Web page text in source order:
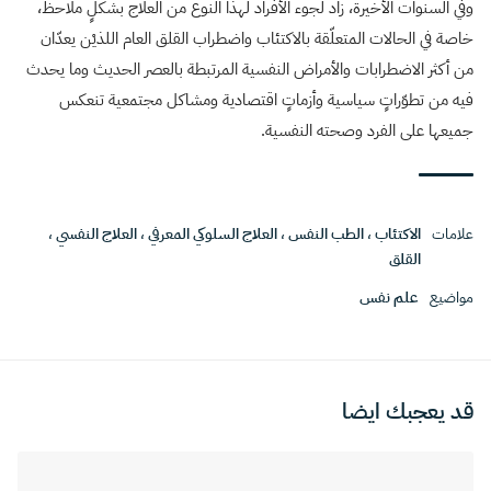
وفي السنوات الأخيرة، زاد لجوء الأفراد لهذا النوع من العلاج بشكلٍ ملاحظ،
خاصة في الحالات المتعلّقة بالاكتئاب واضطراب القلق العام اللذيْن يعدّان
من أكثر الاضطرابات والأمراض النفسية المرتبطة بالعصر الحديث وما يحدث
فيه من تطوّراتٍ سياسية وأزماتٍ اقتصادية ومشاكل مجتمعية تنعكس
جميعها على الفرد وصحته النفسية.
علامات الاكتئاب،الطب النفس،العلاج السلوكي المعرفي،العلاج النفسي،
القلق
مواضيع علم نفس
قد يعجبك ايضا